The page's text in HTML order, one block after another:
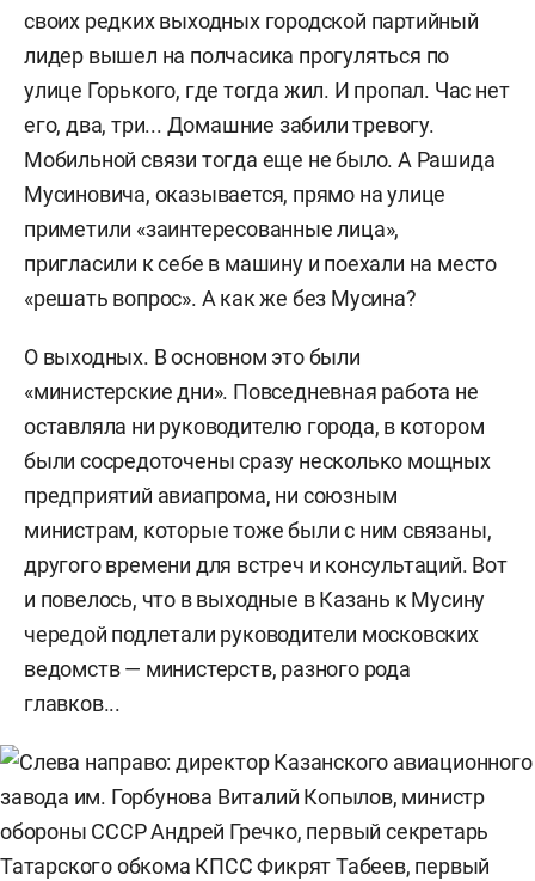
своих редких выходных городской партийный
лидер вышел на полчасика прогуляться по
улице Горького, где тогда жил. И пропал. Час нет
его, два, три... Домашние забили тревогу.
Мобильной связи тогда еще не было. А Рашида
Мусиновича, оказывается, прямо на улице
приметили «заинтересованные лица»,
пригласили к себе в машину и поехали на место
«решать вопрос». А как же без Мусина?
О выходных. В основном это были
«министерские дни». Повседневная работа не
оставляла ни руководителю города, в котором
были сосредоточены сразу несколько мощных
предприятий авиапрома, ни союзным
министрам, которые тоже были с ним связаны,
другого времени для встреч и консультаций. Вот
и повелось, что в выходные в Казань к Мусину
чередой подлетали руководители московских
ведомств — министерств, разного рода
главков...